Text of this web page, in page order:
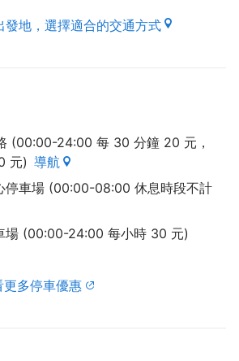
發地，選擇適合的交通方式
(00:00-24:00 每 30 分鐘 20 元，
元) 導航
停車場 (00:00-08:00 休息時段不計
場 (00:00-24:00 每小時 30 元)
更多停車優惠